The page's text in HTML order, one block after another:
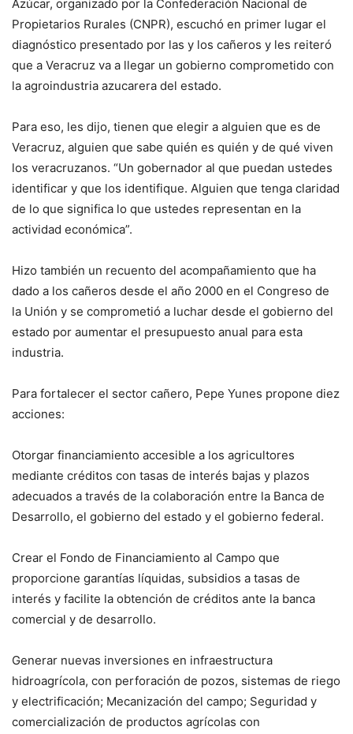
Azúcar, organizado por la Confederación Nacional de
Propietarios Rurales (CNPR), escuchó en primer lugar el
diagnóstico presentado por las y los cañeros y les reiteró
que a Veracruz va a llegar un gobierno comprometido con
la agroindustria azucarera del estado.
Para eso, les dijo, tienen que elegir a alguien que es de
Veracruz, alguien que sabe quién es quién y de qué viven
los veracruzanos. “Un gobernador al que puedan ustedes
identificar y que los identifique. Alguien que tenga claridad
de lo que significa lo que ustedes representan en la
actividad económica”.
Hizo también un recuento del acompañamiento que ha
dado a los cañeros desde el año 2000 en el Congreso de
la Unión y se comprometió a luchar desde el gobierno del
estado por aumentar el presupuesto anual para esta
industria.
Para fortalecer el sector cañero, Pepe Yunes propone diez
acciones:
Otorgar financiamiento accesible a los agricultores
mediante créditos con tasas de interés bajas y plazos
adecuados a través de la colaboración entre la Banca de
Desarrollo, el gobierno del estado y el gobierno federal.
Crear el Fondo de Financiamiento al Campo que
proporcione garantías líquidas, subsidios a tasas de
interés y facilite la obtención de créditos ante la banca
comercial y de desarrollo.
Generar nuevas inversiones en infraestructura
hidroagrícola, con perforación de pozos, sistemas de riego
y electrificación; Mecanización del campo; Seguridad y
comercialización de productos agrícolas con